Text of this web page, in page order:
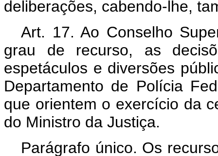
deliberações, cabendo-lhe,
Art. 17. Ao Conselho
grau de recurso, as
espetáculos e diversões
Departamento de Polícia
que orientem o exercício da
do Ministro da Justiça.
Parágrafo único. Os